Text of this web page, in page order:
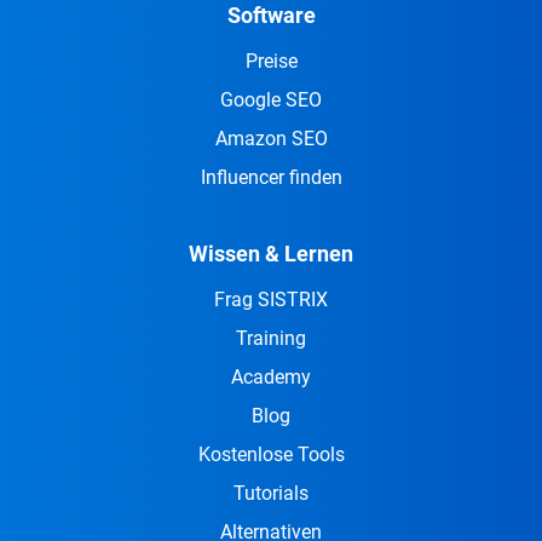
Software
Preise
Google SEO
Amazon SEO
Influencer finden
Wissen & Lernen
Frag SISTRIX
Training
Academy
Blog
Kostenlose Tools
Tutorials
Alternativen